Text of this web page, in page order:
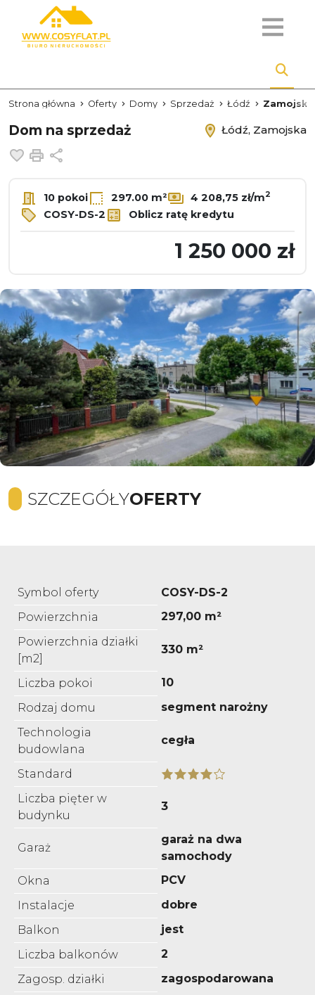
Strona główna Oferty Domy Sprzedaż Łódź Zamojska
Dom na sprzedaż
Łódź, Zamojska
Dodaj do ulubionych
Drukuj
10 pokoi 297.00 m² 4 208,75 zł/m2
COSY-DS-2 Oblicz ratę kredytu
1 250 000 zł
SZCZEGÓŁYOFERTY
Symbol oferty
COSY-DS-2
Powierzchnia
297,00 m²
Powierzchnia działki
[m2]
330 m²
Liczba pokoi
10
Rodzaj domu
segment narożny
Technologia
budowlana
cegła
Standard
Liczba pięter w
budynku
3
Garaż
garaż na dwa
samochody
Okna
PCV
Instalacje
dobre
Balkon
jest
Liczba balkonów
2
Zagosp. działki
zagospodarowana